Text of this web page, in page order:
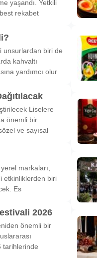
yaşandı. Yetkili
rekabet
unsurlardan biri de
kahvaltı
yardımcı olur
Liselere
önemli bir
ve sayısal
markaları,
etkinliklerden biri
Es
2026
önemli bir
tarihlerinde